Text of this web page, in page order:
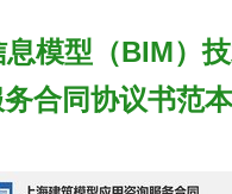
模型（BIM）
合同协议书范本